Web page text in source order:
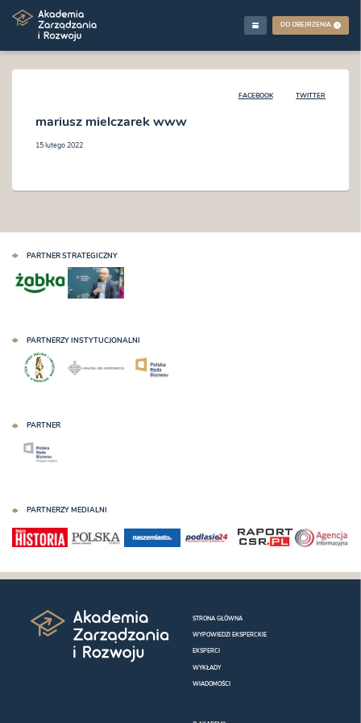
DO OBEJRZENIA
FACEBOOK TWITTER
mariusz mielczarek www
15 lutego 2022
PARTNER STRATEGICZNY
PARTNERZY INSTYTUCJONALNI
PARTNER
PARTNERZY MEDIALNI
STRONA GŁÓWNA
WYPOWIEDZI EKSPERCKIE
EKSPERCI
WYKŁADY
WIADOMOŚCI